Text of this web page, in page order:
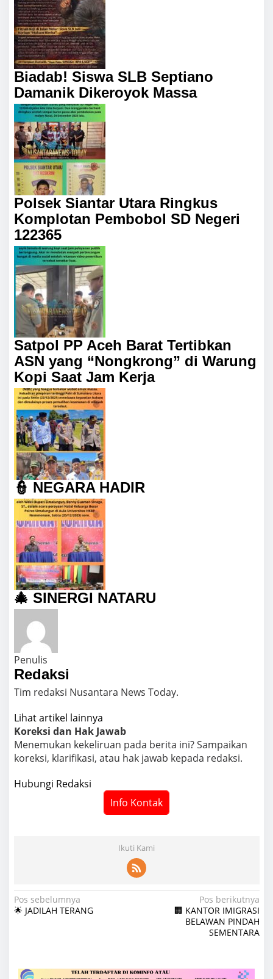
Biadab! Siswa SLB Septiano
Damanik Dikeroyok Massa
Polsek Siantar Utara Ringkus
Komplotan Pembobol SD Negeri
122365
Satpol PP Aceh Barat Tertibkan
ASN yang “Nongkrong” di Warung
Kopi Saat Jam Kerja
👮 NEGARA HADIR
🎄 SINERGI NATARU
Penulis
Redaksi
Tim redaksi Nusantara News Today.
Lihat artikel lainnya
Koreksi dan Hak Jawab
Menemukan kekeliruan pada berita ini? Sampaikan
koreksi, klarifikasi, atau hak jawab kepada redaksi.
Hubungi Redaksi
Info Kontak
Ikuti Kami
N
a
g
Pos sebelumnya
🌟 JADILAH TERANG
Pos berikutnya
🏢 KANTOR IMIGRASI
BELAWAN PINDAH
SEMENTARA